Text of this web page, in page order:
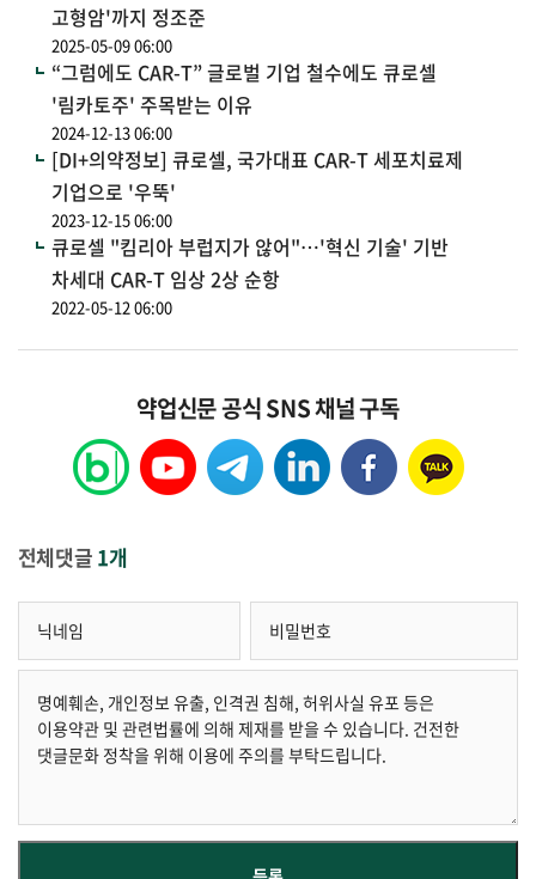
고형암'까지 정조준
2025-05-09 06:00
“그럼에도 CAR-T” 글로벌 기업 철수에도 큐로셀
'림카토주' 주목받는 이유
2024-12-13 06:00
[DI+의약정보] 큐로셀, 국가대표 CAR-T 세포치료제
기업으로 '우뚝'
2023-12-15 06:00
큐로셀 "킴리아 부럽지가 않어"…'혁신 기술' 기반
차세대 CAR-T 임상 2상 순항
2022-05-12 06:00
약업신문 공식 SNS 채널 구독
전체댓글 1개